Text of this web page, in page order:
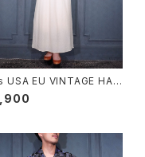
USA EU VINTAGE HAN
RIBBON LACE DE
HALF SLEEVE KNIT O
ンレースデザイン半袖ニット